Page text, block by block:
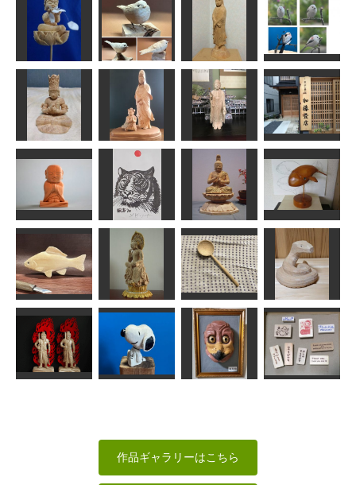
初音ミク
sigesama
布袋三番叟
美彩
母子観音
sigesama
不動明王像
みっちゃん
稚児観音「か
のん：散華」
kiyonk
ユキヒメドリ
MINI
白衣観音
なんぺい
シマエナガ
MINI
大日如来坐像
ぱんでし
善財童子と白
衣観音
N（エヌ）
阿弥陀如来像
みっちゃん
加藤畳店の看
板
katokn
ちいさまおじ
ぞうさま
合之内 麻呂
年賀状「寅」4
道刃物★所蔵参考
作品
大日如来
ちゅうさん
コロコロせみ
くじら
矢野っち
鮒
MINI
弥勒菩薩半跏
思惟像
ちゅうさん
おたま
たくちゃん
干支 巳
合之内麻呂
スヌーピー 烏鳥
作品ギャラリーはこちら